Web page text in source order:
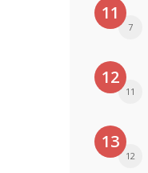
11
7
12
11
13
12